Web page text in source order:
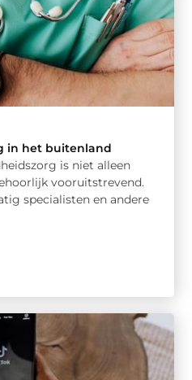
in het buitenland
is niet alleen
vooruitstrevend.
specialisten en andere